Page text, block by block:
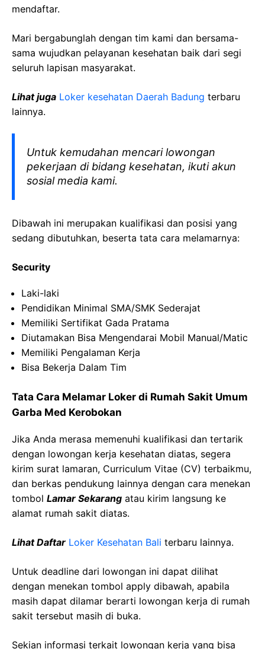
mendaftar.
Mari bergabunglah dengan tim kami dan bersama-
sama wujudkan pelayanan kesehatan baik dari segi
seluruh lapisan masyarakat.
Lihat juga Loker kesehatan Daerah Badung terbaru
lainnya.
Untuk kemudahan mencari lowongan
pekerjaan di bidang kesehatan, ikuti akun
sosial media kami.
Dibawah ini merupakan kualifikasi dan posisi yang
sedang dibutuhkan, beserta tata cara melamarnya:
Security
Laki-laki
Pendidikan Minimal SMA/SMK Sederajat
Memiliki Sertifikat Gada Pratama
Diutamakan Bisa Mengendarai Mobil Manual/Matic
Memiliki Pengalaman Kerja
Bisa Bekerja Dalam Tim
Tata Cara Melamar Loker di Rumah Sakit Umum
Garba Med Kerobokan
Jika Anda merasa memenuhi kualifikasi dan tertarik
dengan lowongan kerja kesehatan diatas, segera
kirim surat lamaran, Curriculum Vitae (CV) terbaikmu,
dan berkas pendukung lainnya dengan cara menekan
tombol Lamar Sekarang atau kirim langsung ke
alamat rumah sakit diatas.
Lihat Daftar Loker Kesehatan Bali terbaru lainnya.
Untuk deadline dari lowongan ini dapat dilihat
dengan menekan tombol apply dibawah, apabila
masih dapat dilamar berarti lowongan kerja di rumah
sakit tersebut masih di buka.
Sekian informasi terkait lowongan kerja yang bisa